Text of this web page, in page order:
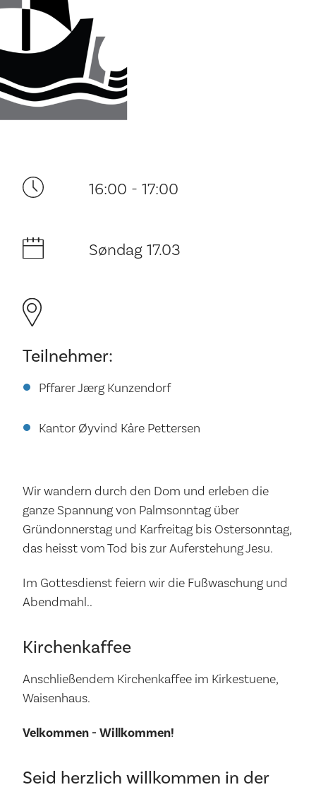
Ditt besøk
16:00 - 17:00
Søndag 17.03
Teilnehmer:
Pffarer Jærg Kunzendorf
Kantor Øyvind Kåre Pettersen
Wir wandern durch den Dom und erleben die
ganze Spannung von Palmsonntag über
Gründonnerstag und Karfreitag bis Ostersonntag,
das heisst vom Tod bis zur Auferstehung Jesu.
Im Gottesdienst feiern wir die Fußwaschung und
Abendmahl..
Kirchenkaffee
Anschließendem Kirchenkaffee im Kirkestuene,
Waisenhaus.
Velkommen - Willkommen!
Seid herzlich willkommen in der